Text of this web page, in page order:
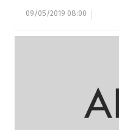
09/05/2019 08:00